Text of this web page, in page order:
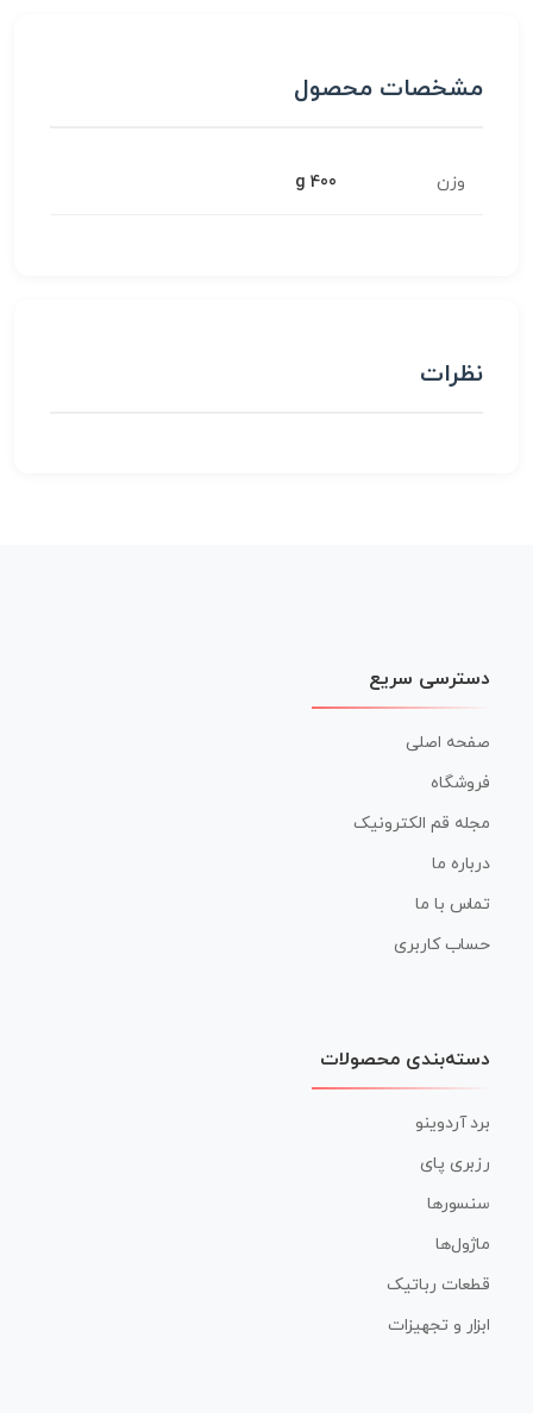
مشخصات محصول
وزن 400 g
نظرات
دسترسی سریع
صفحه اصلی
فروشگاه
مجله قم الکترونیک
درباره ما
تماس با ما
حساب کاربری
دسته‌بندی محصولات
برد آردوینو
رزبری پای
سنسورها
ماژول‌ها
قطعات رباتیک
ابزار و تجهیزات